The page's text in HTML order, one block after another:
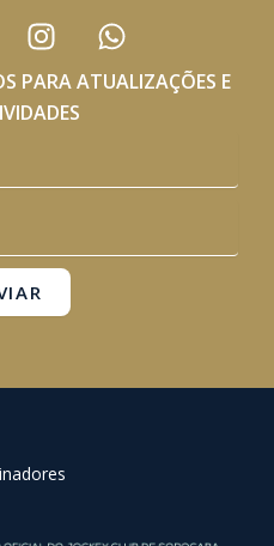
I
n
s
t
r
m
W
h
a
p
PARA ATUALIZAÇÕES E